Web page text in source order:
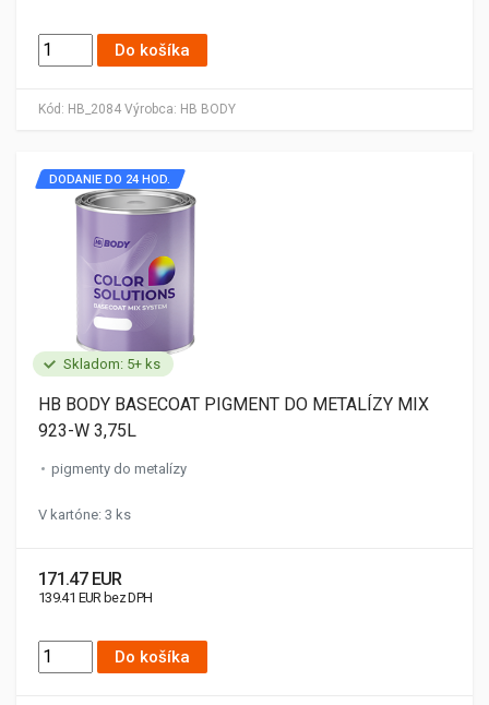
Kód: HB_2084 Výrobca: HB BODY
Do košíka
Skladom: 5+ ks
DODANIE DO 24 HOD.
HB BODY BASECOAT PIGMENT DO METALÍZY MIX
923-W 3,75L
pigmenty do metalízy
V kartóne: 3 ks
171.47 EUR
139.41 EUR bez DPH
Do košíka